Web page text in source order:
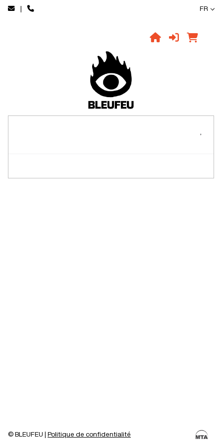
FR
© BLEUFEU | Politique de confidentialité